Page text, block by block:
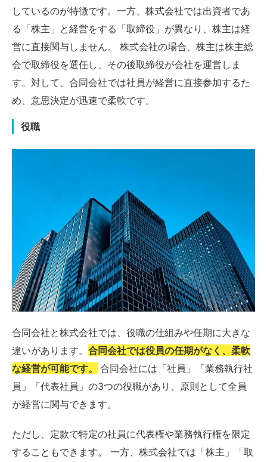
しているのが特徴です。一方、株式会社では出資者であ
る「株主」と経営をする「取締役」が異なり、株主は経
営に直接関与しません。 株式会社の場合、株主は株主総
会で取締役を選任し、その後取締役が会社を運営しま
す。対して、合同会社では社員が経営に直接参加するた
め、意思決定が迅速で柔軟です。
役職
合同会社と株式会社では、役職の仕組みや任期に大きな
違いがあります。 合同会社では役員の任期がなく、柔軟
な経営が可能です。
合同会社には「社員」「業務執行社
員」「代表社員」の3つの役職があり、原則として全員
が経営に関与できます。
ただし、定款で特定の社員に代表権や業務執行権を限定
することもできます。 一方、株式会社では「株主」「取